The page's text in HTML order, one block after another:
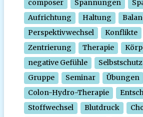
composer Spannungen
Aufrichtung
Haltung
Perspektivwechsel
Konflikte
Zentrierung
Therapie
negative Gefühle
Selbstschutz
Gruppe
Seminar Übungen
Colon-Hydro-Therapie
Stoffwechsel
Blutdruck